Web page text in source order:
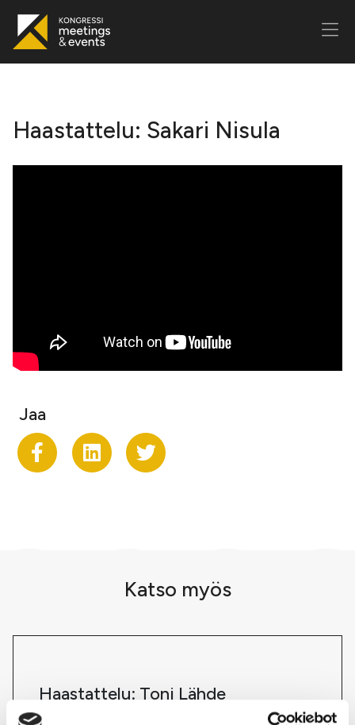
Haastattelu: Sakari Nisula
Jaa
Jaa Facekookiin
Share on LinkedIn
Katso myös
Haastattelu: Toni Lähde